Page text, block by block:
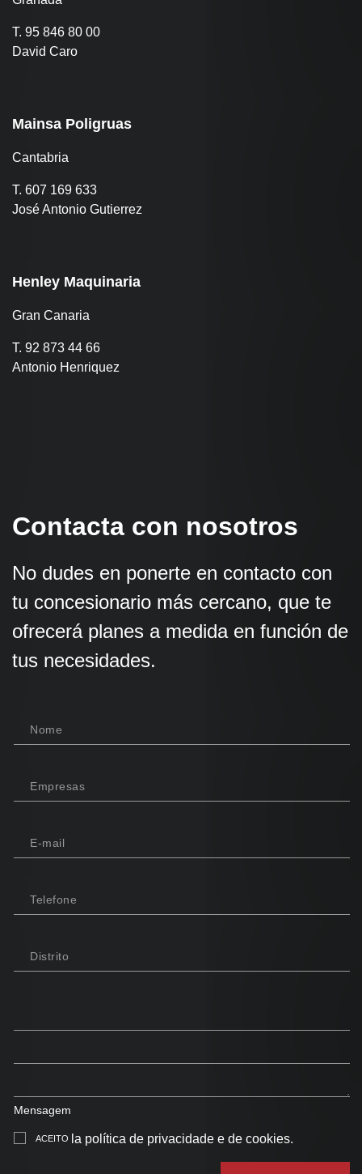
T. 95 846 80 00
David Caro
Mainsa Poligruas
Cantabria
T. 607 169 633
José Antonio Gutierrez
Henley Maquinaria
Gran Canaria
T. 92 873 44 66
Antonio Henriquez
Contacta con nosotros
No dudes en ponerte en contacto con
tu concesionario más cercano, que te
ofrecerá planes a medida en función de
tus necesidades.
Nome
Empresas
E-mail
Telefone
Distrito
Mensagem
ACEITO la política de privacidade e de cookies.